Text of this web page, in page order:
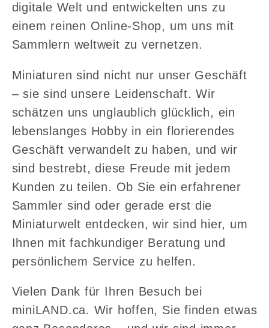
digitale Welt und entwickelten uns zu
einem reinen Online-Shop, um uns mit
Sammlern weltweit zu vernetzen.
Miniaturen sind nicht nur unser Geschäft
– sie sind unsere Leidenschaft. Wir
schätzen uns unglaublich glücklich, ein
lebenslanges Hobby in ein florierendes
Geschäft verwandelt zu haben, und wir
sind bestrebt, diese Freude mit jedem
Kunden zu teilen. Ob Sie ein erfahrener
Sammler sind oder gerade erst die
Miniaturwelt entdecken, wir sind hier, um
Ihnen mit fachkundiger Beratung und
persönlichem Service zu helfen.
Vielen Dank für Ihren Besuch bei
miniLAND.ca. Wir hoffen, Sie finden etwas